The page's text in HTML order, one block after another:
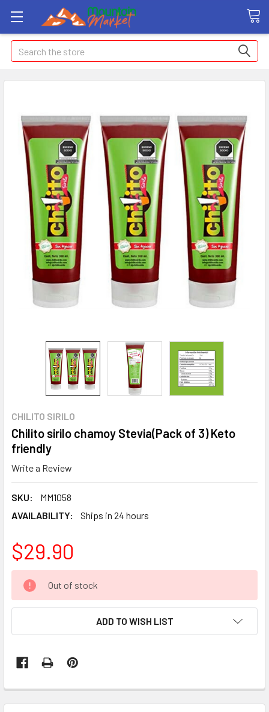
Search
CHILITO SIRILO
Chilito sirilo chamoy Stevia(Pack of 3) Keto
friendly
Write a Review
SKU:
MM1058
AVAILABILITY:
Ships in 24 hours
$29.90
CURRENT
STOCK:
Out of stock
ADD TO WISH LIST
BOUGHT